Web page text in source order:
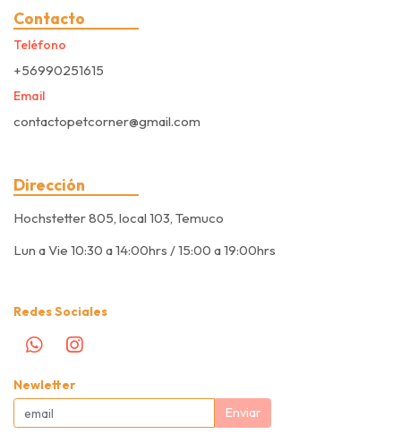
Contacto
Teléfono
+56990251615
Email
contactopetcorner@gmail.com
Dirección
Hochstetter 805, local 103, Temuco
Lun a Vie 10:30 a 14:00hrs / 15:00 a 19:00hrs
Redes Sociales
Newletter
Enviar